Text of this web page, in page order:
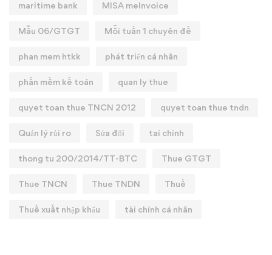
maritime bank MISA meInvoice
Mẫu 06/GTGT Mỗi tuần 1 chuyên đề
phan mem htkk phát triển cá nhân
phần mềm kế toán quan ly thue
quyet toan thue TNCN 2012 quyet toan thue tndn
Quản lý rủi ro Sửa đổi tai chinh
thong tu 200/2014/TT-BTC Thue GTGT
Thue TNCN Thue TNDN Thuế
Thuế xuất nhập khẩu tài chính cá nhân